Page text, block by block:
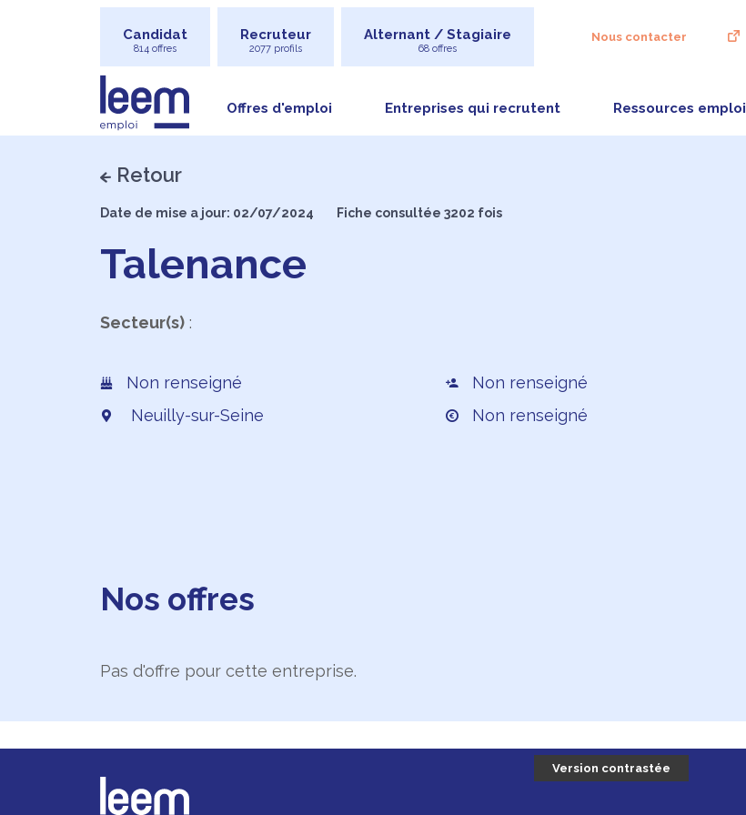
Candidat
814 offres
Recruteur
2077 profils
Alternant / Stagiaire
68 offres
Nous contacter
Offres d'emploi Entreprises qui recrutent Ressources emploi
Retour
Date de mise a jour: 02/07/2024 Fiche consultée 3202 fois
Talenance
Secteur(s):
Non renseigné
Neuilly-sur-Seine
Non renseigné
Non renseigné
Nos offres
Pas d'offre pour cette entreprise.
Version contrastée